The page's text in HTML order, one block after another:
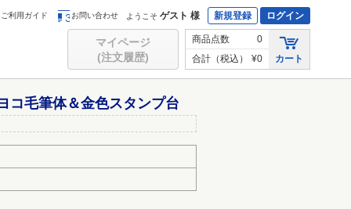
ご利用ガイド お問い合わせ ようこそ ゲスト 様 新規登録 ログイン
マイページ
(注文履歴)
商品点数
0
合計（税込）
¥0 カート
コ毛筆体＆金色スタンプ台